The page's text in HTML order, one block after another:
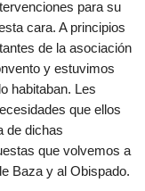
para su
cara. A principios
de la asociación
y estuvimos
habitaban. Les
que ellos
de dichas
que volvemos a
Baza y al Obispado.